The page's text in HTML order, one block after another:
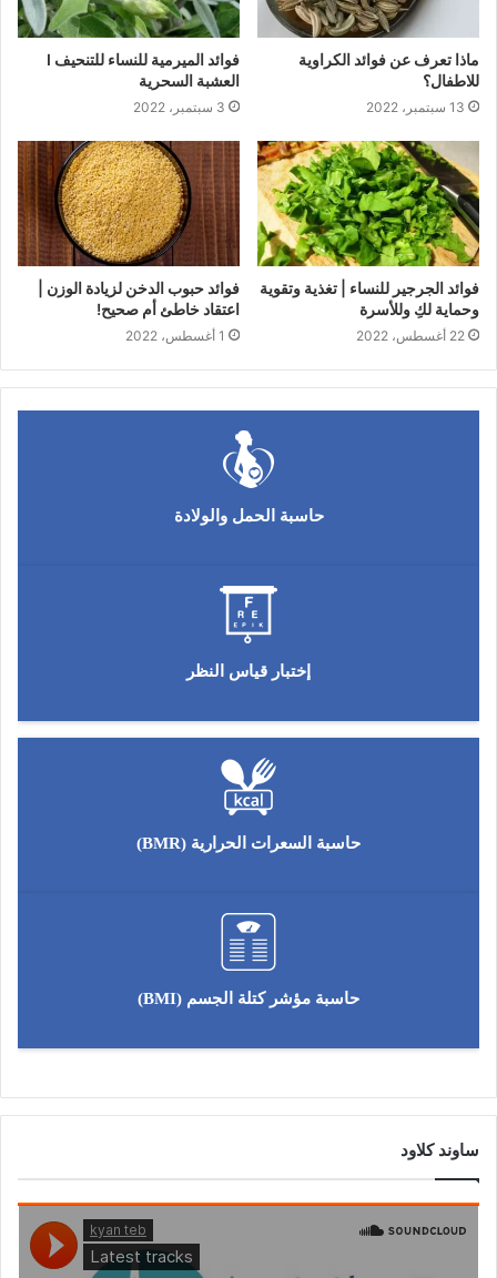
ماذا تعرف عن فوائد الكراوية
للاطفال؟
13 سبتمبر، 2022
فوائد الميرمية للنساء للتنحيف I
العشبة السحرية
3 سبتمبر، 2022
فوائد الجرجير للنساء | تغذية وتقوية
وحماية لكِ وللأسرة
22 أغسطس، 2022
فوائد حبوب الدخن لزيادة الوزن |
اعتقاد خاطئ أم صحيح!
1 أغسطس، 2022
حاسبة الحمل والولادة
إختبار قياس النظر
حاسبة السعرات الحرارية (BMR)
حاسبة مؤشر كتلة الجسم (BMI)
ساوند كلاود